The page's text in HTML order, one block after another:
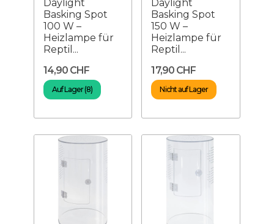
Daylight
Basking Spot
100 W –
Heizlampe für
Reptil...
14,90 CHF
Auf Lager (8)
Daylight
Basking Spot
150 W –
Heizlampe für
Reptil...
17,90 CHF
Nicht auf Lager